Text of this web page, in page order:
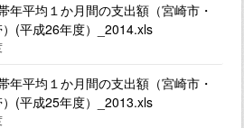
年平均１か月間の支出額（宮崎市・
(平成26年度）_2014.xls
年平均１か月間の支出額（宮崎市・
(平成25年度）_2013.xls